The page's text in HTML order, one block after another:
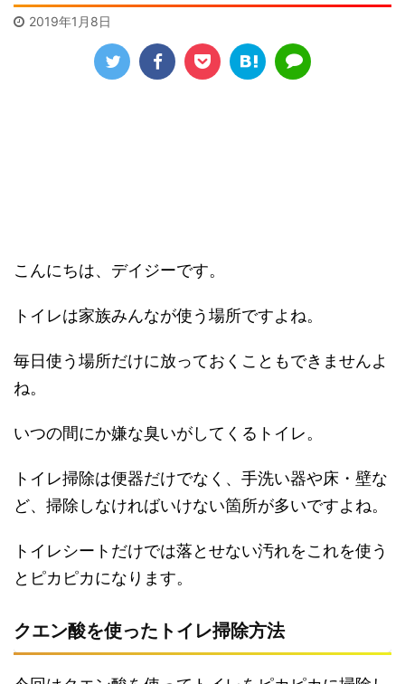
2019年1月8日
こんにちは、デイジーです。
トイレは家族みんなが使う場所ですよね。
毎日使う場所だけに放っておくこともできませんよ
ね。
いつの間にか嫌な臭いがしてくるトイレ。
トイレ掃除は便器だけでなく、手洗い器や床・壁な
ど、掃除しなければいけない箇所が多いですよね。
トイレシートだけでは落とせない汚れをこれを使う
とピカピカになります。
クエン酸を使ったトイレ掃除方法